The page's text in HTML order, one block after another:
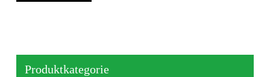
Produktkategorie